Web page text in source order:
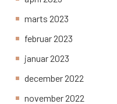
marts 2023
februar 2023
januar 2023
december 2022
november 2022